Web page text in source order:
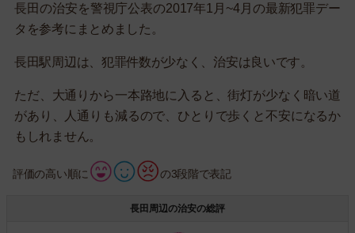
長田の治安を警視庁公表の2017年1月~4月の最新犯罪デー
タを参考にまとめました。
長田駅周辺は、犯罪件数が少なく、治安は良いです。
ただ、大通りから一本路地に入ると、街灯が少なく暗い道
があり、人通りも減るので、ひとりで歩くと不安になるか
もしれません。
評価の高い順に の3段階で表記
長田周辺の治安の総評